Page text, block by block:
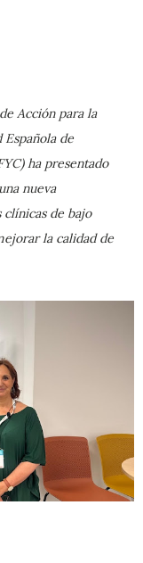
Acción para la
Española de
ha presentado
nueva
de bajo
la calidad de